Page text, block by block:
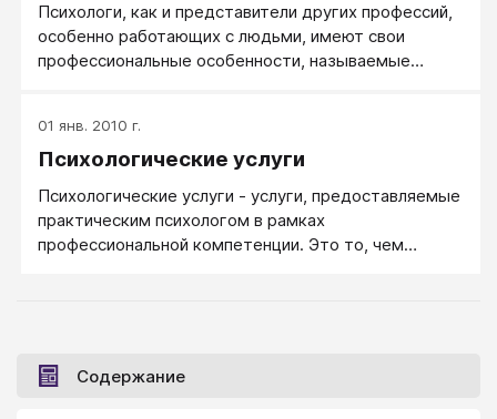
решения - это консультирование либо ведение
психологических групп.
Психологи, как и представители других профессий,
особенно работающих с людьми, имеют свои
профессиональные особенности, называемые
выражены в разной степени, есть прямая
корреляция с опытом работы, но в той или иной они
01 янв. 2010 г.
Психологические услуги
Психологические услуги - услуги, предоставляемые
практическим психологом в рамках
профессиональной компетенции. Это то, чем
психологическая профилактика, психологическая
реабилитация, психологическое консультирование,
Содержание